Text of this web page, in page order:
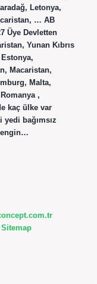
Letonya,
… AB
Üye Devletten
Yunan Kıbrıs
Macaristan,
Malta,
,
kaç ülke var
bağımsız
Sitemap